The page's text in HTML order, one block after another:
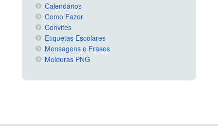
Calendários
Como Fazer
Convites
Etiquetas Escolares
Mensagens e Frases
Molduras PNG